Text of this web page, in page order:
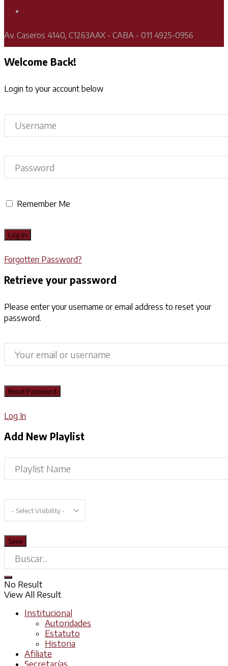
Av. Caseros 4140, C1263AAX - CABA - 011 4925-0956
Welcome Back!
Login to your account below
Remember Me
Forgotten Password?
Retrieve your password
Please enter your username or email address to reset your
password.
Log In
Add New Playlist
No Result
View All Result
Institucional
Autoridades
Estatuto
Historia
Afiliate